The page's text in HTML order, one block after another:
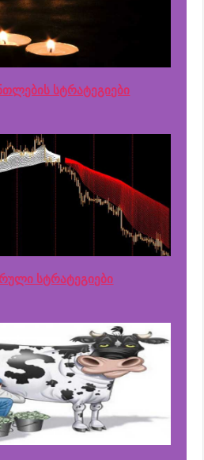
სტრატეგიები
სტრატეგიები